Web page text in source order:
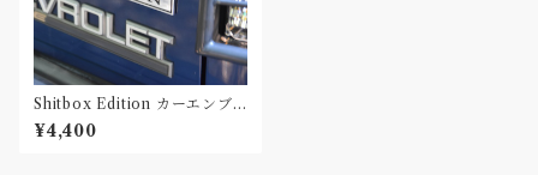
Shitbox Edition カーエンブ
レム ステッカー シルバー
ラージ Decal
¥4,400